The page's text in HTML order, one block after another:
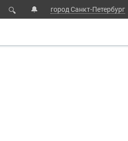
🔍 🔔 город Санкт-Петербург